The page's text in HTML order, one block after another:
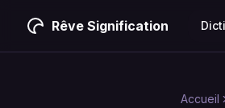
Rêve Signification
Accueil